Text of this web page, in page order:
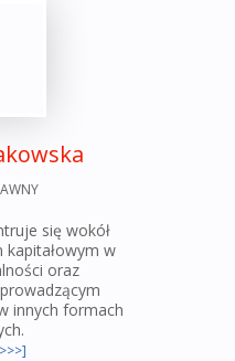
się wokół
kapitałowym w
oraz
innych formach